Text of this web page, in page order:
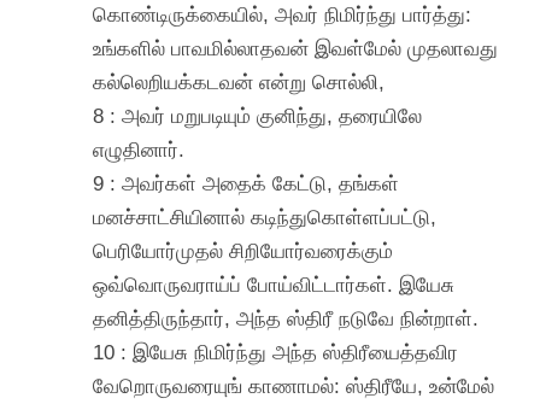
கொண்டிருக்கையில், அவர் நிமிர்ந்து பார்த்து:
உங்களில் பாவமில்லாதவன் இவள்மேல் முதலாவது
கல்லெறியக்கடவன் என்று சொல்லி,
8 : அவர் மறுபடியும் குனிந்து, தரையிலே
எழுதினார்.
9 : அவர்கள் அதைக் கேட்டு, தங்கள்
மனச்சாட்சியினால் கடிந்துகொள்ளப்பட்டு,
பெரியோர்முதல் சிறியோர்வரைக்கும்
ஒவ்வொருவராய்ப் போய்விட்டார்கள். இயேசு
தனித்திருந்தார், அந்த ஸ்திரீ நடுவே நின்றாள்.
10 : இயேசு நிமிர்ந்து அந்த ஸ்திரீயைத்தவிர
வேறொருவரையுங் காணாமல்: ஸ்திரீயே, உன்மேல்